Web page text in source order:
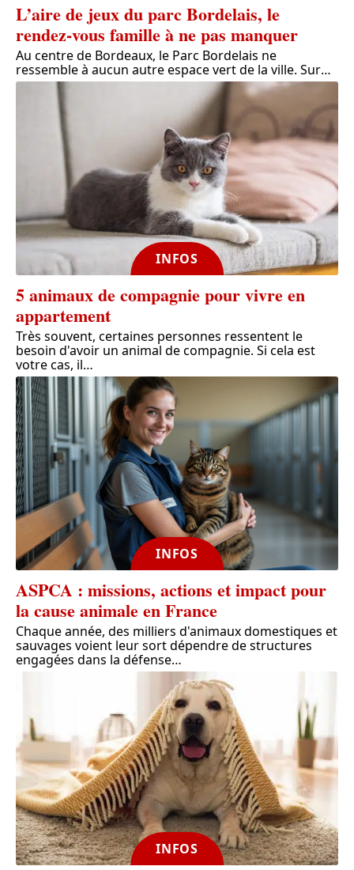
L’aire de jeux du parc Bordelais, le
rendez-vous famille à ne pas manquer
Au centre de Bordeaux, le Parc Bordelais ne
ressemble à aucun autre espace vert de la ville. Sur…
INFOS
5 animaux de compagnie pour vivre en
appartement
Très souvent, certaines personnes ressentent le
besoin d'avoir un animal de compagnie. Si cela est
votre cas, il…
INFOS
ASPCA : missions, actions et impact pour
la cause animale en France
Chaque année, des milliers d'animaux domestiques et
sauvages voient leur sort dépendre de structures
engagées dans la défense…
INFOS